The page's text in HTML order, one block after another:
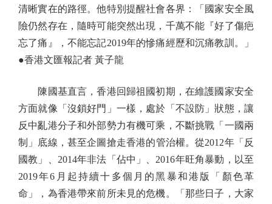
清晰實在的路徑。他特別提醒社會各界：「國家安全風
險仍然存在，隨時可能突然出現，千萬不能『好了傷疤
忘了痛』，不能忘記2019年的慘痛經歷和沉痛教訓。」
●香港文匯報記者 黃子龍
陳國基直言，香港回歸祖國初期，在維護國家安全
方面就像「沒鎖好門」一樣，處於「不設防」狀態，讓
反中亂港分子和外部勢力有機可乘，不斷挑戰「一國兩
制」底線，甚至企圖搶走香港的管治權。從2012年「反
國教」、2014年非法「佔中」、2016年旺角暴動，以至
2019年6月起持續十多個月的黑暴和港版「顏色革
命」，為香港帶來前所未見的危機。「那些日子，大家